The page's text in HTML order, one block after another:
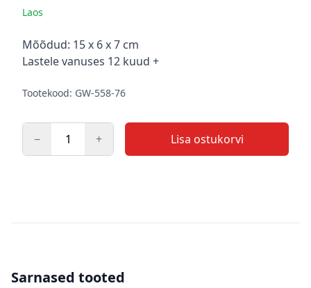
Laos
Kirjeldus
Mõõdud: 15 x 6 x 7 cm
Lastele vanuses 12 kuud +
Tootekood: GW-558-76
− + Lisa ostukorvi
Sarnased tooted